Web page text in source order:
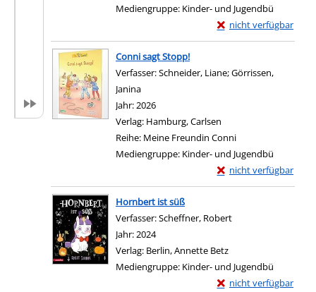
Mediengruppe: Kinder- und Jugendbü
nicht verfügbar
Exemplar-Details von
Zum Download von
Conni sagt Stopp!
Verfasser:Schneider, Liane;Görrissen,
Janina
Jahr:2026
Verlag: Hamburg, Carlsen
Reihe: Meine Freundin Conni
Mediengruppe: Kinder- und Jugendbü
nicht verfügbar
Exemplar-Details von
Zum Download von
Hornbert ist süß
Verfasser:Scheffner, Robert
Jahr:2024
Verlag: Berlin, Annette Betz
Mediengruppe: Kinder- und Jugendbü
nicht verfügbar
Exemplar-Details von